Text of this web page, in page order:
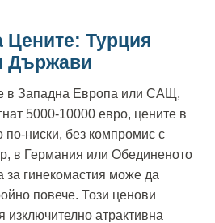
Турция
Държави
в Западна Европа или САЩ,
5000-10000 евро, цените в
по-ниски, без компромис с
в Германия или Обединеното
за гинекомастия може да
повече. Този ценови
изключително атрактивна